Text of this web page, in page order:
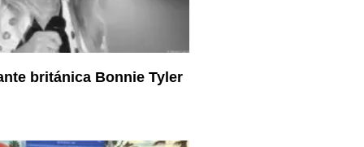
británica Bonnie Tyler